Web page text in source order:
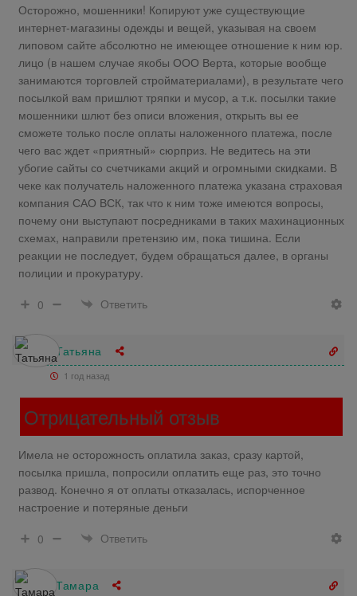
Осторожно, мошенники! Копируют уже существующие
интернет-магазины одежды и вещей, указывая на своем
липовом сайте абсолютно не имеющее отношение к ним юр.
лицо (в нашем случае якобы ООО Верта, которые вообще
занимаются торговлей стройматериалами), в результате чего
посылкой вам пришлют тряпки и мусор, а т.к. посылки такие
мошенники шлют без описи вложения, открыть вы ее
сможете только после оплаты наложенного платежа, после
чего вас ждет «приятный» сюрприз. Не ведитесь на эти
убогие сайты со счетчиками акций и огромными скидками. В
чеке как получатель наложенного платежа указана страховая
компания САО ВСК, так что к ним тоже имеются вопросы,
почему они выступают посредниками в таких махинационных
схемах, направили претензию им, пока тишина. Если
реакции не последует, будем обращаться далее, в органы
полиции и прокуратуру.
0
Ответить
Татьяна
1 год назад
Отрицательный отзыв
Имела не осторожность оплатила заказ, сразу картой,
посылка пришла, попросили оплатить еще раз, это точно
развод. Конечно я от оплаты отказалась, испорченное
настроение и потеряные деньги
0
Ответить
Тамара